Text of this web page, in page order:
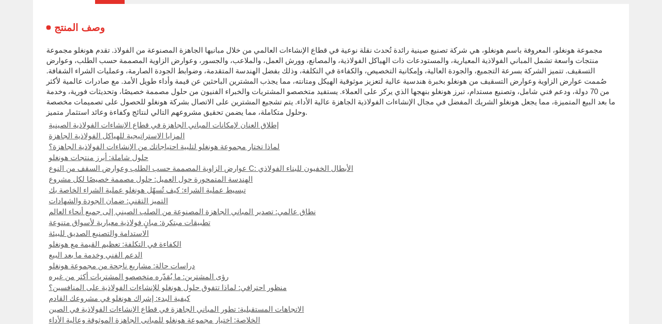
وصف المنتج
مجموعة هونغلو، المعروفة باسم هونغلو، هي شركة تصنيع صينية رائدة تُحدث نقلة نوعية في قطاع الإنشاءات العالمي من خلال مبانيها الجاهزة المصنوعة من الفولاذ. تقدم هونغلو مجموعة
منتجات واسعة تشمل المباني الفولاذية المعيارية، والمستودعات ذات الهياكل الفولاذية، والمصانع، وورش العمل، والملاعب، والجسور، وعوارض الزاوية المصممة حسب الطلب، وعوارض
التسقيف. تتميز الشركة بسرعة التجميع، والجودة العالية، وإمكانية التخصيص، والكفاءة في التكلفة، وذلك بفضل الهندسة المتقدمة، وضوابط الجودة الصارمة، وعمليات الشراء الشفافة.
صُممت عوارض الزاوية وعوارض التسقيف من هونغلو بخبرة هندسية عالية لتعزيز موثوقية الهيكل ومتانته، مما يجذب المشترين الباحثين عن قيمة وأداء طويل الأمد. مع صادرات عالمية لأكثر
من 70 دولة، ودعم فني شامل، وتصنيع مستدام، تبرز هونغلو بنهجها الذي يركز على العملاء. يستفيد متخصصو المشتريات والخبراء الفنيون من حلول مصممة خصيصًا، وتحديثات فورية، وخدمة
ما بعد البيع المتميزة، مما يجعل هونغلو الشريك المفضل في مجال الإنشاءات الفولاذية الجاهزة عالية الأداء. يتم تشجيع المشترين على الاتصال بشركة هونغلو للحصول على تصميمات مخصصة
وحلول متكاملة، مما يضمن تحقيق مشروعهم التالي لنتائج وكفاءة وعائد استثمار متميز.
إطلاق العنان لإمكانات المباني الجاهزة في قطاع الإنشاءات الفولاذية الصينية
المزايا الاستراتيجية للهياكل الفولاذية الجاهزة
لماذا تختار مجموعة هونغلو لتلبية احتياجاتك من الإنشاءات الفولاذية الجاهزة؟
حلول شاملة: أبرز منتجات هونغلو
عوارض الزاوية المصممة حسب الطلب وعوارض السقف من النوع C: الأبطال الخفيون للبناء الفولاذي
الهندسة المتمحورة حول العميل: حلول مصممة خصيصًا لكل مشروع
تبسيط عملية الشراء: كيف تُسهّل هونغلو عملية الشراء الخاصة بك
التميز التقني: ضمان الجودة والشهادات
نطاق عالمي: تصدير المباني الجاهزة المصنوعة من الصلب الصيني إلى جميع أنحاء العالم
تطبيقات مبتكرة: مبانٍ فولاذية معيارية لأسواق متنوعة
الاستدامة والتصنيع الصديق للبيئة
الكفاءة في التكلفة: تعظيم القيمة مع هونغلو
الدعم الفني وخدمة ما بعد البيع
دراسات حالة: مشاريع ناجحة من مجموعة هونغلو
رؤى المشترين: ما يُقدّره متخصصو المشتريات أكثر من غيره
منظور احترافي: لماذا تتفوق حلول هونغلو للإنشاءات الفولاذية على المنافسين؟
كيفية البدء: إشراك هونغلو في مشروعك القادم
الاتجاهات المستقبلية: تطور المباني الجاهزة في قطاع الإنشاءات الفولاذية في الصين
الخلاصة: اختيار مجموعة هونغلو للمباني الجاهزة الموثوقة وعالية الأداء